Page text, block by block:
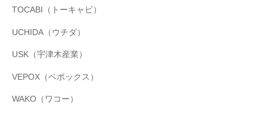
TOCABI（トーキャビ）
UCHIDA（ウチダ）
USK（宇津木産業）
VEPOX（ベポックス）
WAKO（ワコー）